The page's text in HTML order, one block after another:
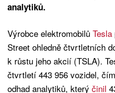
analytiků.
Výrobce elektromobilů Tesla
Street ohledně čtvrtletních
k růstu jeho akcií (TSLA).
čtvrtletí 443 956 vozidel,
odhad analytiků, který činil